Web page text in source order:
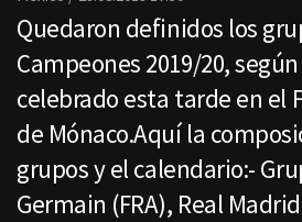
Quedaron definidos los
Campeones 2019/20,
celebrado esta tarde en el
de Mónaco.Aquí la
grupos y el calendario:-
Germain (FRA), Real